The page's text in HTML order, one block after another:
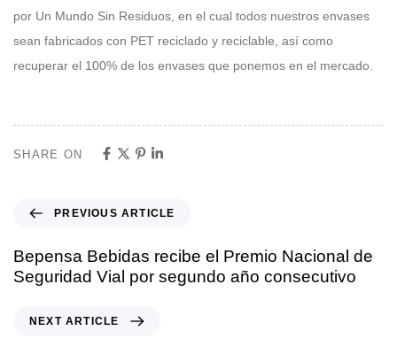
por Un Mundo Sin Residuos, en el cual todos nuestros envases
sean fabricados con PET reciclado y reciclable, así como
recuperar el 100% de los envases que ponemos en el mercado.
SHARE ON
PREVIOUS ARTICLE
Bepensa Bebidas recibe el Premio Nacional de
Seguridad Vial por segundo año consecutivo
NEXT ARTICLE